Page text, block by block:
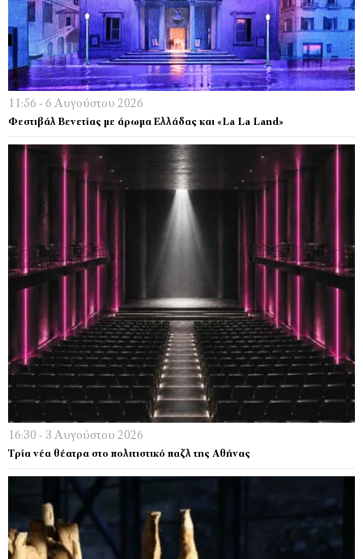
11:56 - 6 Αυγούστου 2026
Φεστιβάλ Βενετίας με άρωμα Ελλάδας και «La La Land»
16:30 - 3 Αυγούστου 2026
Τρία νέα θέατρα στο πολιτιστικό παζλ της Αθήνας